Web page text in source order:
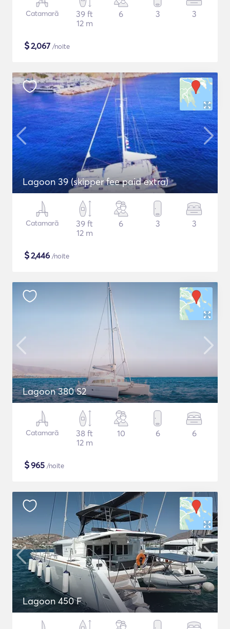
Catamarã
39 ft
12 m
6 3 3
$2,067 /noite
Lagoon 39 (skipper fee paid extra)
Catamarã
39 ft
12 m
6 3 3
$2,446 /noite
Lagoon 380 S2
Catamarã
38 ft
12 m
10 6 6
$965 /noite
Lagoon 450 F